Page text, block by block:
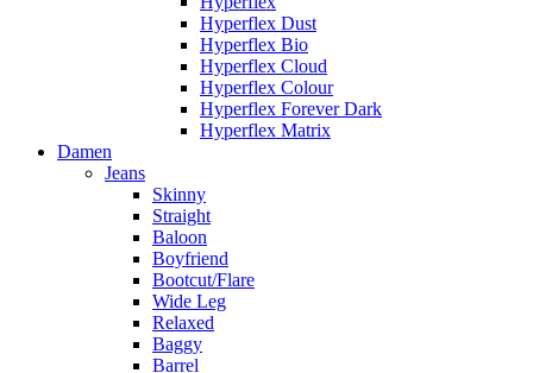
Hyperflex Dust
Hyperflex Bio
Hyperflex Cloud
Hyperflex Colour
Hyperflex Forever Dark
Hyperflex Matrix
Damen
Jeans
Skinny
Straight
Baloon
Boyfriend
Bootcut/Flare
Wide Leg
Relaxed
Baggy
Barrel